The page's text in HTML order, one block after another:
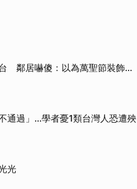
鄰居嚇傻：以為萬聖節裝飾...
通過」...學者憂1類台灣人恐遭殃
光